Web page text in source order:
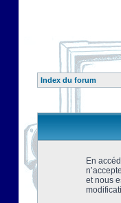
Index du forum
En
et nous